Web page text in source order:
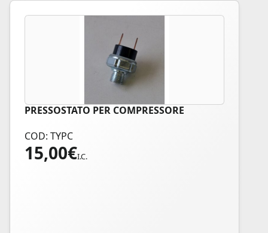
PRESSOSTATO PER COMPRESSORE
COD: TYPC
15,00€I.C.